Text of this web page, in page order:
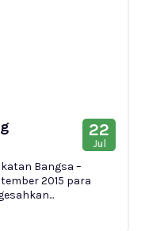
22
Jul
Bangsa –
2015 para